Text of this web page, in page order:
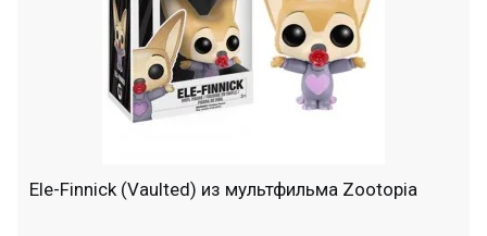
Ele-Finnick (Vaulted) из мультфильма Zootopia